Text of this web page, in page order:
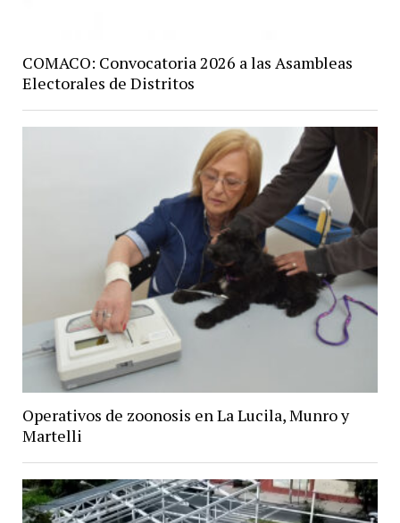
COMACO: Convocatoria 2026 a las Asambleas
Electorales de Distritos
Operativos de zoonosis en La Lucila, Munro y
Martelli